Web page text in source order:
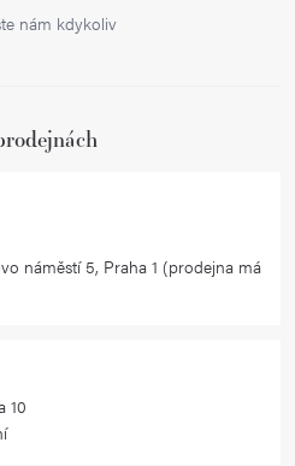
nám kdykoliv
náměstí 5, Praha 1 (prodejna má
10